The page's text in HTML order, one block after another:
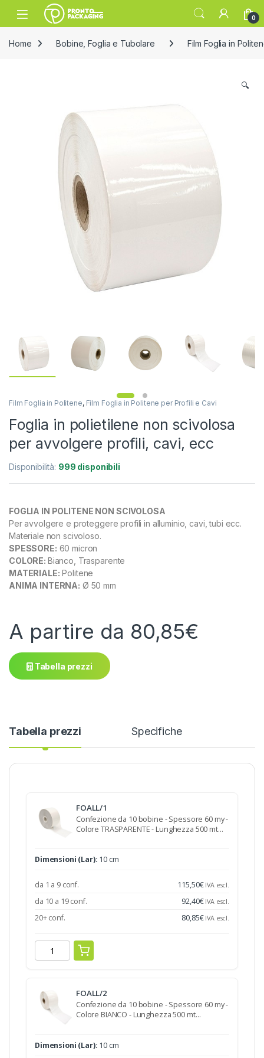
Skip to navigation
Skip to content
Open 0
Home Bobine, Foglia e Tubolare Film Foglia in
🔍
Film Foglia in Politene, Film Foglia in Politene per Profili e Cavi
Foglia in polietilene non scivolosa
per avvolgere profili, cavi, ecc
Disponibilità: 999 disponibili
FOGLIA IN POLITENE NON SCIVOLOSA
Per avvolgere e proteggere profili in alluminio, cavi, tubi ecc.
Materiale non scivoloso.
SPESSORE: 60 micron
COLORE: Bianco, Trasparente
MATERIALE: Politene
ANIMA INTERNA: Ø 50 mm
A partire da 80,85€
Tabella prezzi
Tabella prezzi Specifiche
FOALL/1
Confezione da 10 bobine - Spessore 60 my -
Colore TRASPARENTE - Lunghezza 500 mt…
Dimensioni (Lar): 10 cm
da 1 a 9 conf. 115,50€ IVA escl.
da 10 a 19 conf. 92,40€ IVA escl.
20+ conf. 80,85€ IVA escl.
FOALL/2
Confezione da 10 bobine - Spessore 60 my -
Colore BIANCO - Lunghezza 500 mt…
Dimensioni (Lar): 10 cm